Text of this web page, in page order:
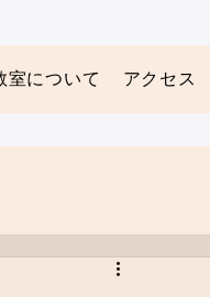
室について アクセス